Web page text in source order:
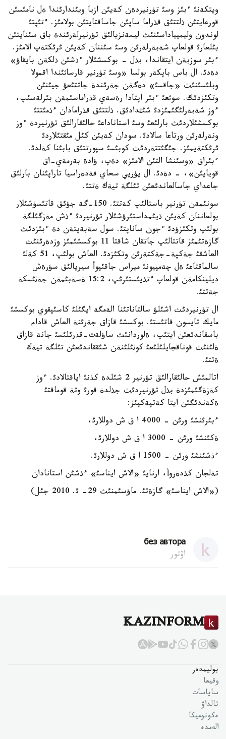
ويتكةنئ ءبئز وسئ تؤرنيردةن كةيئن ازيا ويئندارئندا ةل نامئسئن
قورعايتئن ذلتتئق قذراما ساپئن جاساقتايتئن بولامئز. ءتئپتئ
لوندون وليمپياداسئنئث ليسةنزيالئق تؤرنيرلةرئندة باق سئنايتئن
بئلعارئ قولعاپ شةبةرلةرئن وسئ سئننان كةيئن ئرئكتةپ الامئز.
ءبئر سوزبةن ايتقاندا، بذل - بوكسشئلار ءذشئن ذلكةن بايقاؤ»
دةدئ. ال باس باپكةر بولسا «وسئ تؤرنير قارساثئندا اقمولا
وبلئسئنئث «جاقسئ» دةگةن جةرئندة جاتتئعؤ جيئنئن
وتكئزدئك. سوثعئ ءبئر اپتادا رةسةي قذراماسئمةن بئرلةسئپ،
ءوز شةبةرلئگئمئزدئ شئثدادئق. ذلتتئق قذرامادان ءذمئتتئ
بوكسشئلاردئث بارلئعئ وسئ استاناداعئ حالئقارالئق تؤرنيردة ءوز
ونةرلةرئن ورتاعا سالادئ. سودان كةيئن كئل مئقتئلاردئ
ئرئكتةيمئز. جئگئتتةردئث كوبئسئ سپورتتئق بابئنا كةلدئ.
ءبئراق «وسئنشا التئن الامئز» دةپ، ؤادة بةرمةي-اق
قويايئن»، - دةدئ. ال يؤريي سحاي فةدةراسيا تاراپئنان بارلئق
جاعداي جاسالعاندئعئن تئلگة تيةك ةتتئ.
سونئمةن تؤرنير باستالئپ كةتتئ. 150-گة جؤئق قاتئسؤشئلار
بولعاننان كةيئن ذيئمداستئرؤشئلار تؤرنيردئ ءذش مةزگئلگة
بولئپ وتكئزؤدئ ءجون ساناپتئ. سول سةبةپتةن دة ءبئزدئث
گازةتئمئز قاتتالئپ جاتقان شاقتا 11 بوكسشئمئز وزدةرئنئث
العاشقئ جةكپة-جةكتةرئن وتكئزدئ. العاش بولئپ، 51 كةلئ
سالماقتاعئ ةل چةمپيونئ ميراس جاقئپوأ سيريالئق سؤرةش
ديلينكامةن قولعاپ ءتذيئستئرئپ، 15:2 ةسةبئمةن جةثئسكة
جةتتئ.
ال تؤرنيردئث اشئلؤ سالتاناتئنا الةمگة ايگئلئ كاسئپقوي بوكسشئ
مايك تايسون قاتئستئ. بوكسشئ قازاق جةرئنة العاش قادام
باسقاندئعئن ايتئپ، ةلوردانئث ساؤلةت-قذرئلئسئ جانة قازاق
ةلئنئث قوناقجايلئلئعئ كوثئلئنةن شئققاندئعئن تئلگة تيةك
ةتتئ.
اتالمئش حالئقارالئق تؤرنير 2 شئلدة كذنئ اياقتالادئ. ءوز
كةزةگئمئزدة بذل تؤرنيردئث جذلدة قورئ وتة قوماقتئ
ةكةندئگئن ايتا كةتپةكپئز:
ءبئرئنشئ ورئن - 4000 ا ق ش دوللارئ،
ةكئنشئ ورئن - 3000 ا ق ش دوللارئ،
ءذشئنشئ ورئن - 1500 ا ق ش دوللارئ.
تةلجان كذدةروأ، ارنايئ «الاش ايناسئ» ءذشئن استانادان
(«الاش ايناسئ» گازةتئ. ماؤسئمنئث 29- ئ. 2010 جئل)
без автора
اۆتور
KAZINFORM
بوليمدەر
وقيعا
ساياسات
تالداۋ
ەكونوميكا
الەمدە